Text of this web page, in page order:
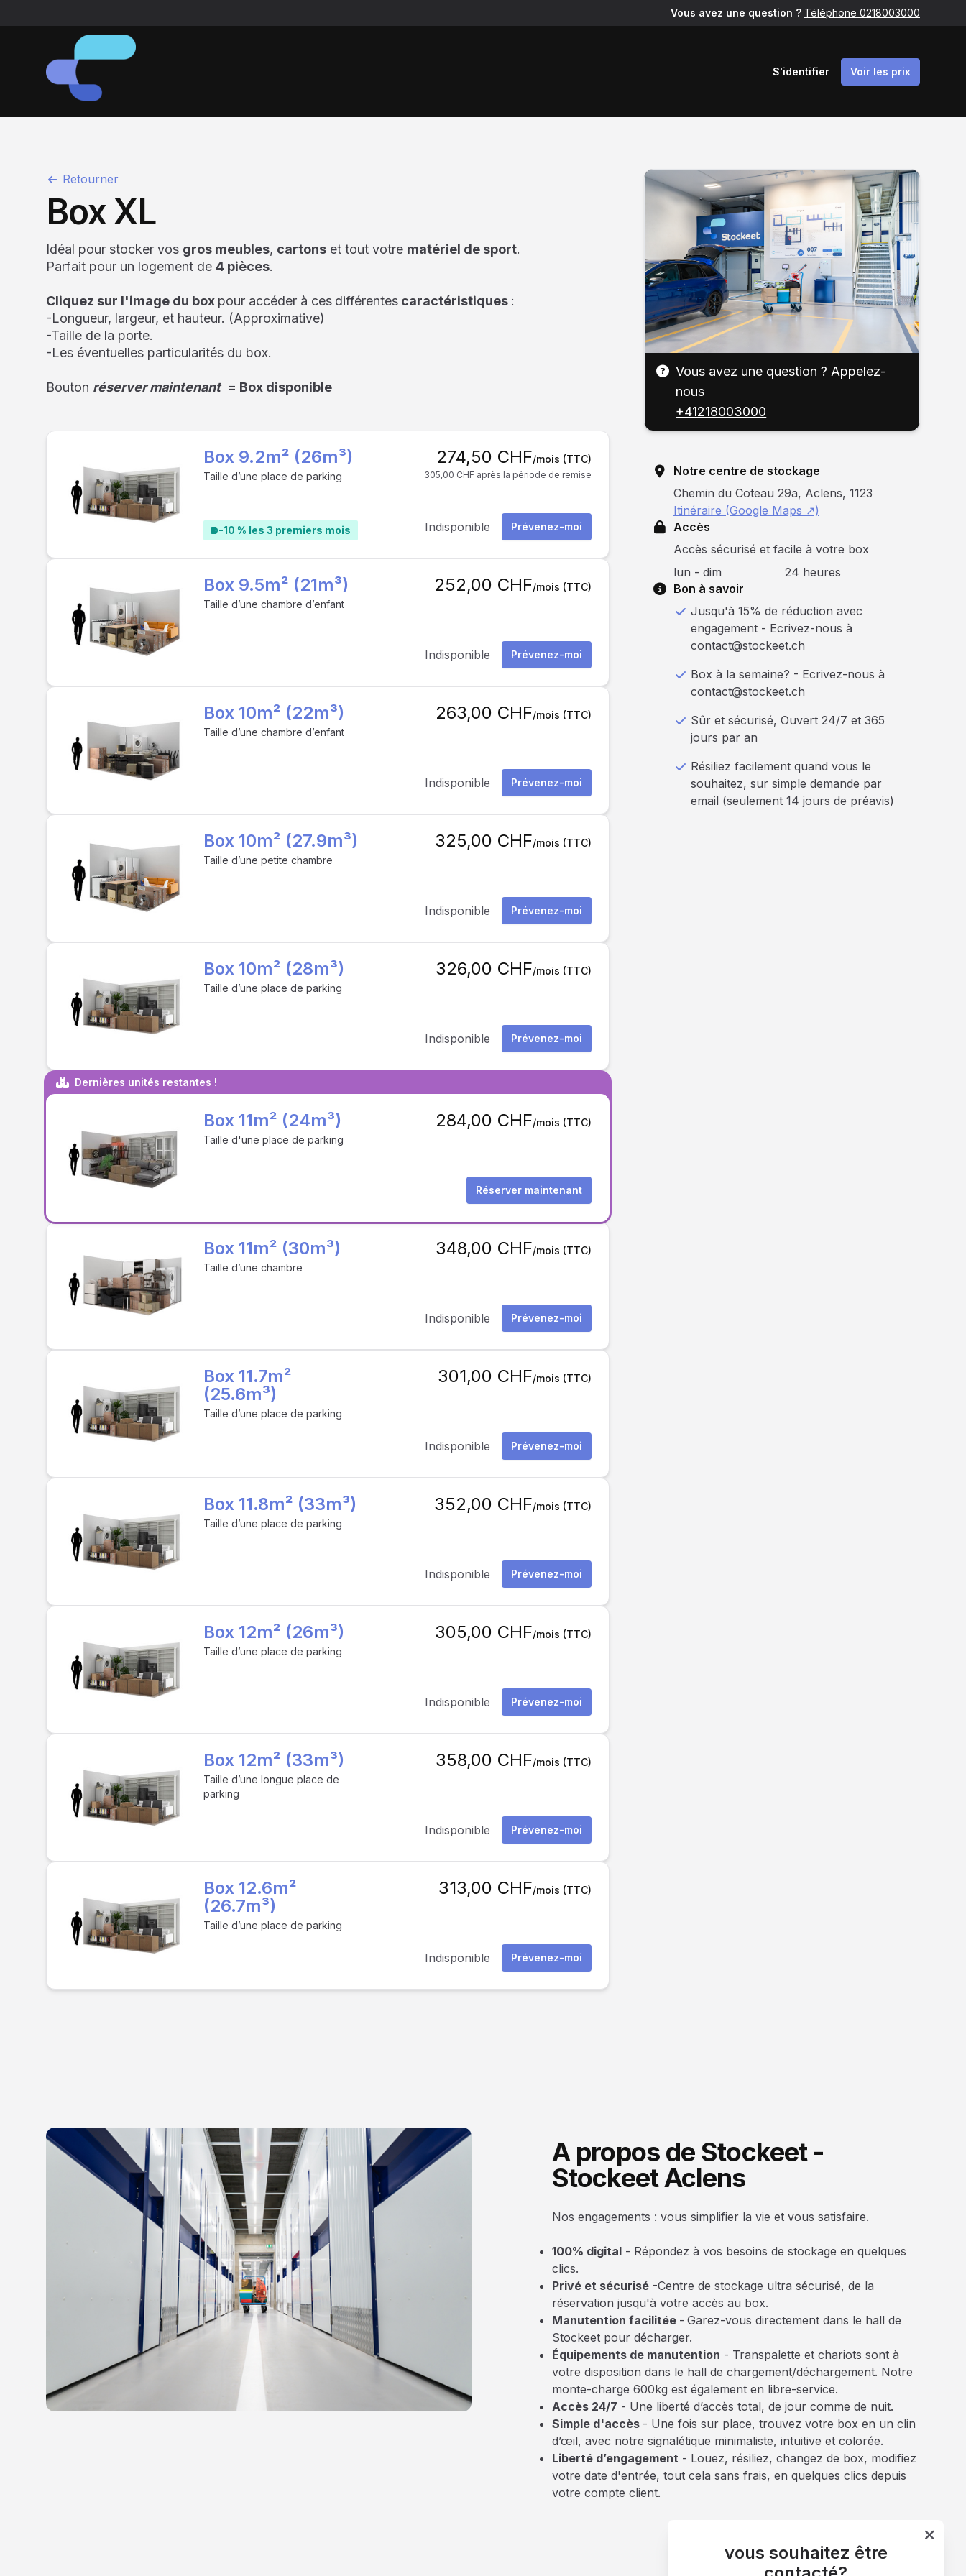
Vous avez une question ? Téléphone 0218003000
S'identifier Voir les prix
Retourner
Box XL
Idéal pour stocker vos gros meubles, cartons et tout votre matériel de sport.
Parfait pour un logement de 4 pièces.
Cliquez sur l'image du box pour accéder à ces différentes caractéristiques :
-Longueur, largeur, et hauteur. (Approximative)
-Taille de la porte.
-Les éventuelles particularités du box.
Bouton réserver maintenant = Box disponible
Box 9.2m² (26m³)
Taille d’une place de parking
-10 % les 3 premiers mois Prévenez-moi
Indisponible
274,50 CHF/mois (TTC)
305,00 CHF après la période de remise
Box 9.5m² (21m³)
Taille d’une chambre d’enfant
Prévenez-moi
Indisponible
252,00 CHF/mois (TTC)
Box 10m² (22m³)
Taille d’une chambre d’enfant
Prévenez-moi
Indisponible
263,00 CHF/mois (TTC)
Box 10m² (27.9m³)
Taille d’une petite chambre
Prévenez-moi
Indisponible
325,00 CHF/mois (TTC)
Box 10m² (28m³)
Taille d’une place de parking
Prévenez-moi
Indisponible
326,00 CHF/mois (TTC)
Dernières unités restantes !
Box 11m² (24m³)
Taille d'une place de parking
Réserver maintenant
284,00 CHF/mois (TTC)
Box 11m² (30m³)
Taille d’une chambre
Prévenez-moi
Indisponible
348,00 CHF/mois (TTC)
Box 11.7m²
(25.6m³)
Taille d’une place de parking
Prévenez-moi
Indisponible
301,00 CHF/mois (TTC)
Box 11.8m² (33m³)
Taille d’une place de parking
Prévenez-moi
Indisponible
352,00 CHF/mois (TTC)
Box 12m² (26m³)
Taille d’une place de parking
Prévenez-moi
Indisponible
305,00 CHF/mois (TTC)
Box 12m² (33m³)
Taille d’une longue place de
parking
Prévenez-moi
Indisponible
358,00 CHF/mois (TTC)
Box 12.6m²
(26.7m³)
Taille d’une place de parking
Prévenez-moi
Indisponible
313,00 CHF/mois (TTC)
Vous avez une question ? Appelez-
nous
+41218003000
Notre centre de stockage
Chemin du Coteau 29a, Aclens, 1123
Itinéraire (Google Maps ↗)
Accès
Accès sécurisé et facile à votre box
lun - dim
24 heures
Bon à savoir
Jusqu'à 15% de réduction avec
engagement - Ecrivez-nous à
contact@stockeet.ch
Box à la semaine? - Ecrivez-nous à
contact@stockeet.ch
Sûr et sécurisé, Ouvert 24/7 et 365
jours par an
Résiliez facilement quand vous le
souhaitez, sur simple demande par
email (seulement 14 jours de préavis)
A propos de Stockeet -
Stockeet Aclens
Nos engagements : vous simplifier la vie et vous satisfaire.
100% digital - Répondez à vos besoins de stockage en quelques
clics.
Privé et sécurisé -Centre de stockage ultra sécurisé, de la
réservation jusqu'à votre accès au box.
Manutention facilitée - Garez-vous directement dans le hall de
Stockeet pour décharger.
Équipements de manutention - Transpalette et chariots sont à
votre disposition dans le hall de chargement/déchargement. Notre
monte-charge 600kg est également en libre-service.
Accès 24/7 - Une liberté d’accès total, de jour comme de nuit.
Simple d'accès - Une fois sur place, trouvez votre box en un clin
d’œil, avec notre signalétique minimaliste, intuitive et colorée.
Liberté d’engagement - Louez, résiliez, changez de box, modifiez
votre date d'entrée, tout cela sans frais, en quelques clics depuis
votre compte client.
vous souhaitez être